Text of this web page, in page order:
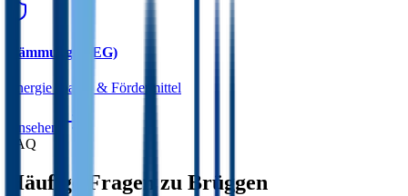
Dämmung (GEG)
Energie sparen & Fördermittel
Ansehen
FAQ
Häufige Fragen zu Brüggen